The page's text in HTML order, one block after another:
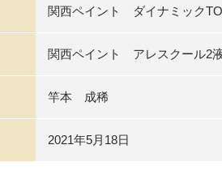
関西ペイント ダイナミック
関西ペイント アレスクール2
竿本 成稀
2021年5月18日